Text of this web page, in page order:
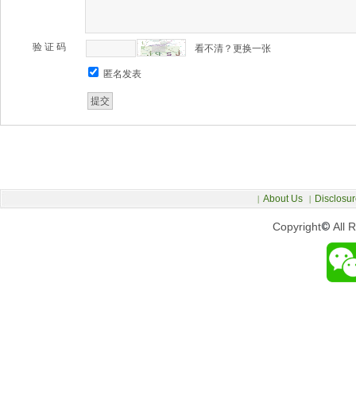
验 证 码 看不清？更换一张
匿名发表
Copyright© All
| About Us |